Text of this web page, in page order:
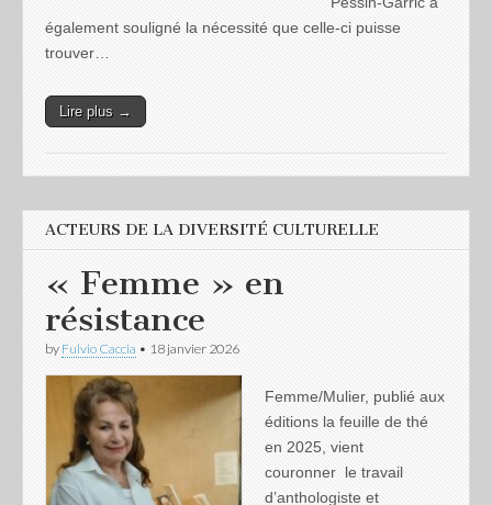
également souligné la nécessité que celle-ci puisse
trouver…
Lire plus →
ACTEURS DE LA DIVERSITÉ CULTURELLE
« Femme » en
résistance
by Fulvio Caccia • 18 janvier 2026
Femme/Mulier, publié aux
éditions la feuille de thé
en 2025, vient
couronner le travail
d’anthologiste et